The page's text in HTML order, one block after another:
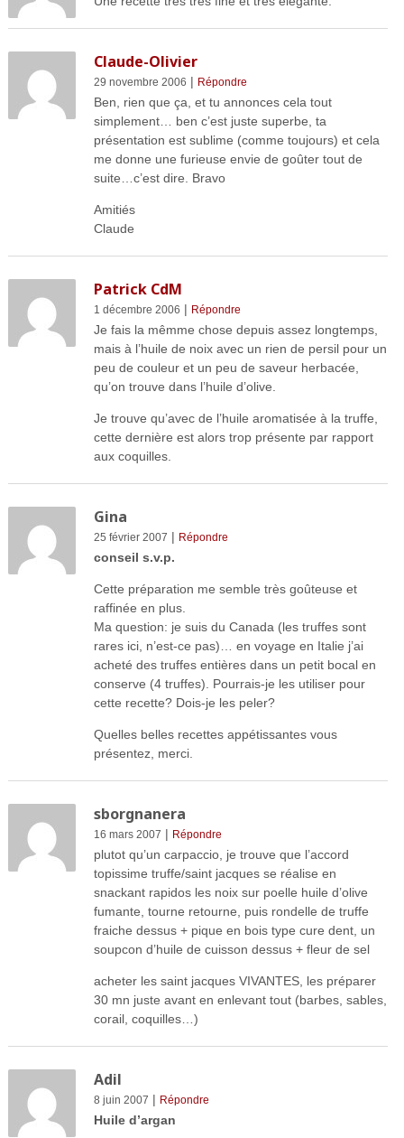
Claude-Olivier
29 novembre 2006 | Répondre
Ben, rien que ça, et tu annonces cela tout
simplement… ben c’est juste superbe, ta
présentation est sublime (comme toujours) et cela
me donne une furieuse envie de goûter tout de
suite…c’est dire. Bravo
Amitiés
Claude
Patrick CdM
1 décembre 2006 | Répondre
Je fais la mêmme chose depuis assez longtemps,
mais à l’huile de noix avec un rien de persil pour un
peu de couleur et un peu de saveur herbacée,
qu’on trouve dans l’huile d’olive.
Je trouve qu’avec de l’huile aromatisée à la truffe,
cette dernière est alors trop présente par rapport
aux coquilles.
Gina
25 février 2007 | Répondre
conseil s.v.p.
Cette préparation me semble très goûteuse et
raffinée en plus.
Ma question: je suis du Canada (les truffes sont
rares ici, n’est-ce pas)… en voyage en Italie j’ai
acheté des truffes entières dans un petit bocal en
conserve (4 truffes). Pourrais-je les utiliser pour
cette recette? Dois-je les peler?
Quelles belles recettes appétissantes vous
présentez, merci.
sborgnanera
16 mars 2007 | Répondre
plutot qu’un carpaccio, je trouve que l’accord
topissime truffe/saint jacques se réalise en
snackant rapidos les noix sur poelle huile d’olive
fumante, tourne retourne, puis rondelle de truffe
fraiche dessus + pique en bois type cure dent, un
soupcon d’huile de cuisson dessus + fleur de sel
acheter les saint jacques VIVANTES, les préparer
30 mn juste avant en enlevant tout (barbes, sables,
corail, coquilles…)
Adil
8 juin 2007 | Répondre
Huile d’argan